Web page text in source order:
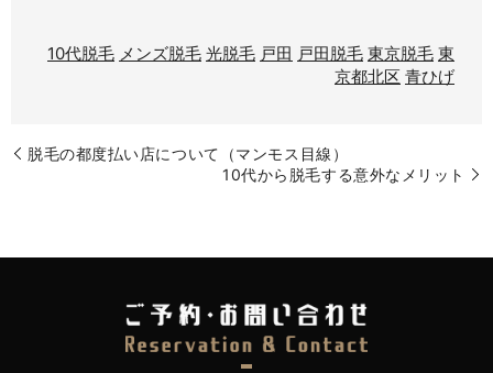
10代脱毛 メンズ脱毛 光脱毛 戸田 戸田脱毛 東京脱毛 東
京都北区 青ひげ
脱毛の都度払い店について（マンモス目線）
10代から脱毛する意外なメリット